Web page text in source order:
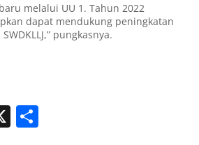
melalui UU 1. Tahun 2022
dapat mendukung peningkatan
pungkasnya.
X